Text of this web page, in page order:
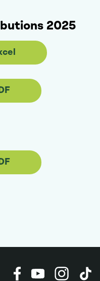
2025